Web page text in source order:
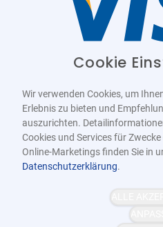
WCAG-2.1-AA
Cookie
Wir verwenden Cookies, um
Erlebnis zu bieten und
auszurichten.
Cookies und Services für
Online-Marketings finden Sie in
Datenschutzerklärung.
ALLE